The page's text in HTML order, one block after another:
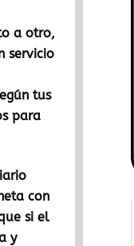
a otro,
servicio
tus
para
con
si el
y